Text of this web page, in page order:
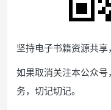
坚持电子书籍资源共享
如果取消关注本公众
务，切记切记。